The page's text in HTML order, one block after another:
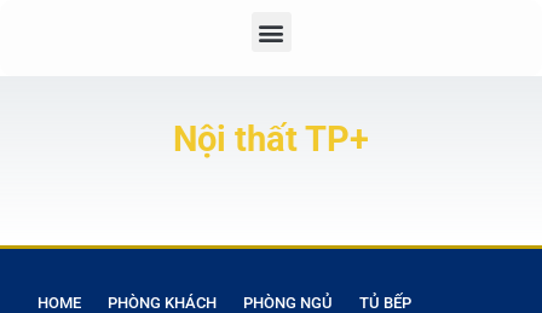
Nội thất TP+
HOME PHÒNG KHÁCH PHÒNG NGỦ TỦ BẾP